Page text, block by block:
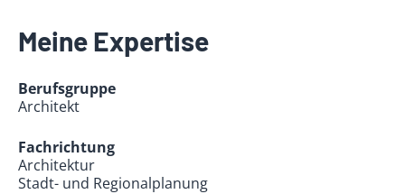
Meine Expertise
Berufsgruppe
Architekt
Fachrichtung
Architektur
Stadt- und Regionalplanung